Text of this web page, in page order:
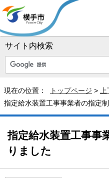
サイト内検索
現在の位置： トップページ >
指定給水装置工事事業者の指定
指定給水装置工事事
りました